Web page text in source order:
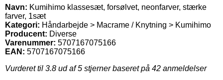
Navn: Kumihimo klassesæt, forsølvet, neonfarver, stærke
farver, 1sæt
Kategori: Håndarbejde > Macrame / Knytning > Kumihimo
Producent: Diverse
Varenummer: 5707167075166
EAN: 5707167075166
Vurderet til 3.8 ud af 5 stjerner baseret på 42 anmeldelser